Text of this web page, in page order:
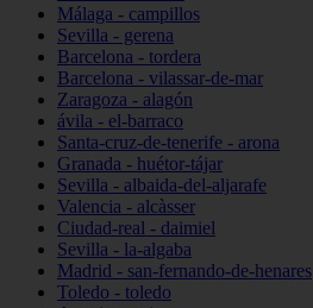
Málaga - campillos
Sevilla - gerena
Barcelona - tordera
Barcelona - vilassar-de-mar
Zaragoza - alagón
ávila - el-barraco
Santa-cruz-de-tenerife - arona
Granada - huétor-tájar
Sevilla - albaida-del-aljarafe
Valencia - alcàsser
Ciudad-real - daimiel
Sevilla - la-algaba
Madrid - san-fernando-de-henares
Toledo - toledo